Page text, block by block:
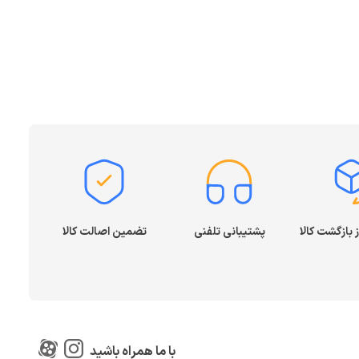
مختلفی برای ارتباط درون شبکه عرضه می‌کند. مودم بدون
نمی‌کند. این در حالی است که مودم صرفاً برای متصل شدن
پشتیبانی تلفنی تضمین اصالت کالا
با ما همراه باشید